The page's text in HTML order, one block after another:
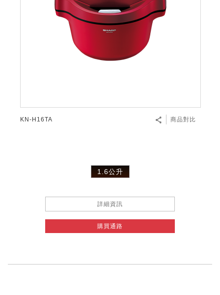
KN-H16TA 商品對比
1.6公升
詳細資訊
購買通路